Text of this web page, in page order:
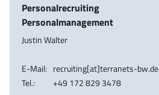
Personalrecruiting
Personalmanagement
Justin Walter
E-Mail: recruiting[at]terranets-bw.de
Tel.:
+49 172 829 3478